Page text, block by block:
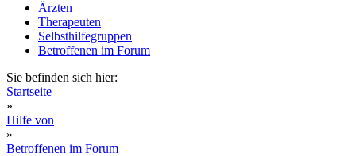
Ärzten
Therapeuten
Selbsthilfegruppen
Betroffenen im Forum
Sie befinden sich hier:
Startseite
»
Hilfe von
»
Betroffenen im Forum